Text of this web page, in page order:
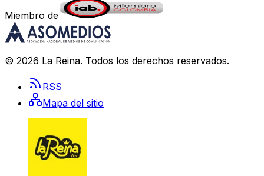
Miembro de
© 2026 La Reina. Todos los derechos reservados.
RSS
Mapa del sitio